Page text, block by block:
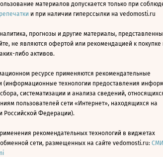
материалов допускается только при
и при наличии гиперссылки на vedomosti.ru
прогнозы и другие материалы,
не являются офертой или рекомендацией к покупке
либо активов.
ресурсе применяются рекомендательные
(информационные технологии предоставления
систематизации и анализа сведений,
пользователей сети «Интернет», находящихся на
Российской Федерации).
рекомендательных технологий в виджетах
сети, размещенных на сайте vedomosti.ru: